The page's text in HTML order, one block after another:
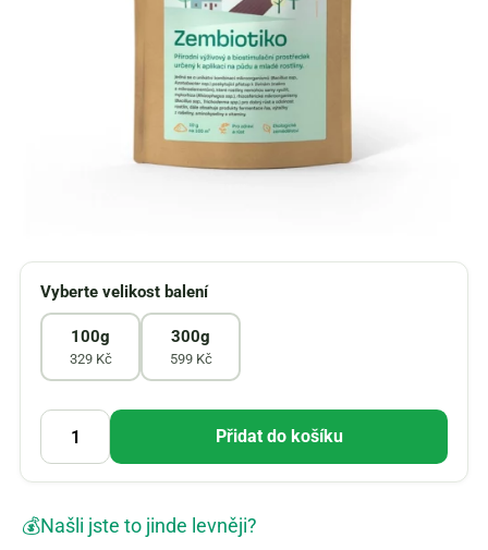
Vyberte velikost balení
100g
329 Kč
300g
599 Kč
Přidat do košíku
💰Našli jste to jinde levněji?